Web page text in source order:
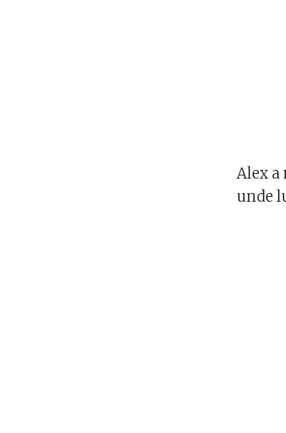
Alex a
unde